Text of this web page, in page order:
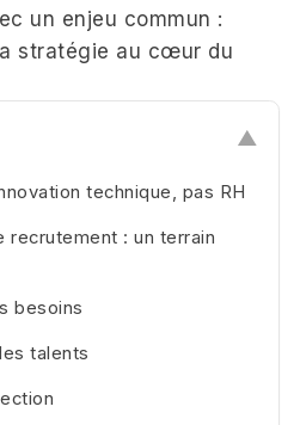
un enjeu commun :
stratégie au cœur du
▲
technique, pas RH
recrutement : un terrain
besoins
talents